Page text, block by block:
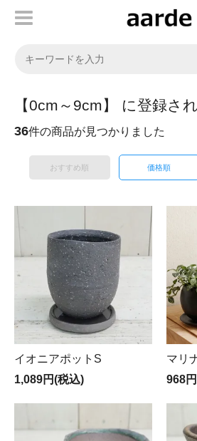
【0cm～9cm】 に登録さ
36件の商品が見つかりました
おすすめ順 価格順
イオニアポットS
1,089円(税込)
マリ
968